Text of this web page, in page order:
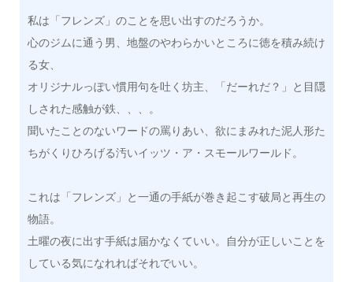
私は「フレンズ」のことを思い出すのだろうか。
心のジムに通う男、地盤のやわらかいところに徳を積み続け
る女、
オリジナルっぽい慣用句を吐く坊主、「だーれだ？」と目隠
しされた感触が鉄、、、。
聞いたことのないワードの罵りあい、欲にまみれた泥人形た
ちがくりひろげる汚いイッツ・ア・スモールワールド。
これは「フレンズ」と一通の手紙が巻き起こす破局と再生の
物語。
土曜の夜に出す手紙は届かなくていい。自分が正しいことを
している気になれればそれでいい。